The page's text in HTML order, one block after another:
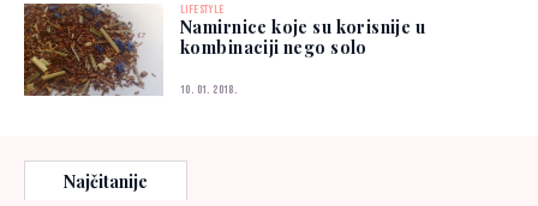
LIFESTYLE
Namirnice koje su korisnije u
kombinaciji nego solo
10. 01. 2018.
Najčitanije